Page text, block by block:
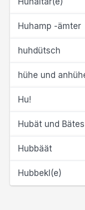
Huhamp -ämter
huhdütsch
hühe und
Hu!
Hubät und Bätes
Hubbäät
Hubbekl(e)